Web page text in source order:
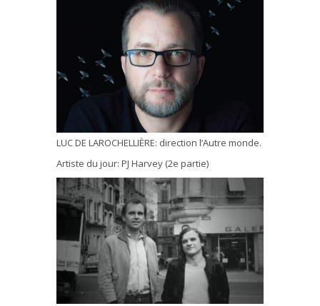
LUC DE LAROCHELLIÈRE: direction l’Autre monde.
Artiste du jour: PJ Harvey (2e partie)